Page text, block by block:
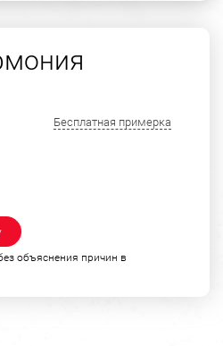
Бесплатная примерка
объяснения причин в